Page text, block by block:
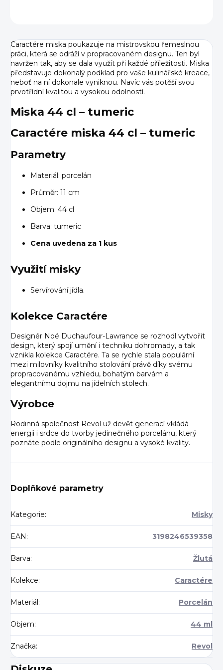
Caractére miska poukazuje na mistrovskou řemeslnou
práci, která se odráží v propracovaném designu. Ten byl
navržen tak, aby se dala využít při každé příležitosti. Miska
představuje dokonalý podklad pro vaše kulinářské kreace,
neboť na ní dokonale vyniknou. Navíc vás potěší svou
prvotřídní kvalitou a vysokou odolností.
Miska 44 cl – tumeric
Caractére miska 44 cl – tumeric
Parametry
Materiál: porcelán
Průměr: 11 cm
Objem: 44 cl
Barva: tumeric
Cena uvedena za 1 kus
Využití misky
Servírování jídla.
Kolekce Caractére
Designér Noé Duchaufour-Lawrance se rozhodl vytvořit
design, který spojí umění i techniku dohromady, a tak
vznikla kolekce Caractére. Ta se rychle stala populární
mezi milovníky kvalitního stolování právě díky svému
propracovanému vzhledu, bohatým barvám a
elegantnímu dojmu na jídelních stolech.
Výrobce
Rodinná společnost Revol už devět generací vkládá
energii i srdce do tvorby jedinečného porcelánu, který
poznáte podle originálního designu a vysoké kvality.
Doplňkové parametry
Kategorie: Misky
EAN: 3198246539358
Barva: Žlutá
Kolekce: Caractére
Materiál: Porcelán
Objem: 44 ml
Značka: Revol